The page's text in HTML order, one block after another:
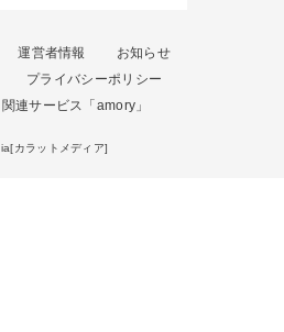
運営者情報
お知らせ
プライバシーポリシー
関連サービス「amory」
カラットメディア]